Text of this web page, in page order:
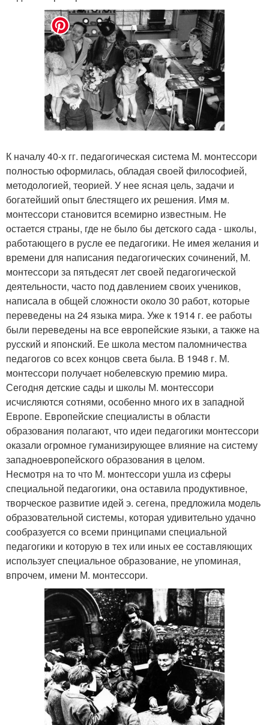
К началу 40-х гг. педагогическая система М. монтессори
полностью оформилась, обладая своей философией,
методологией, теорией. У нее ясная цель, задачи и
богатейший опыт блестящего их решения. Имя м.
монтессори становится всемирно известным. Не
остается страны, где не было бы детского сада - школы,
работающего в русле ее педагогики. Не имея желания и
времени для написания педагогических сочинений, М.
монтессори за пятьдесят лет своей педагогической
деятельности, часто под давлением своих учеников,
написала в общей сложности около 30 работ, которые
переведены на 24 языка мира. Уже к 1914 г. ее работы
были переведены на все европейские языки, а также на
русский и японский. Ее школа местом паломничества
педагогов со всех концов света была. В 1948 г. М.
монтессори получает нобелевскую премию мира.
Сегодня детские сады и школы М. монтессори
исчисляются сотнями, особенно много их в западной
Европе. Европейские специалисты в области
образования полагают, что идеи педагогики монтессори
оказали огромное гуманизирующее влияние на систему
западноевропейского образования в целом.
Несмотря на то что М. монтессори ушла из сферы
специальной педагогики, она оставила продуктивное,
творческое развитие идей э. сегена, предложила модель
образовательной системы, которая удивительно удачно
сообразуется со всеми принципами специальной
педагогики и которую в тех или иных ее составляющих
использует специальное образование, не упоминая,
впрочем, имени М. монтессори.